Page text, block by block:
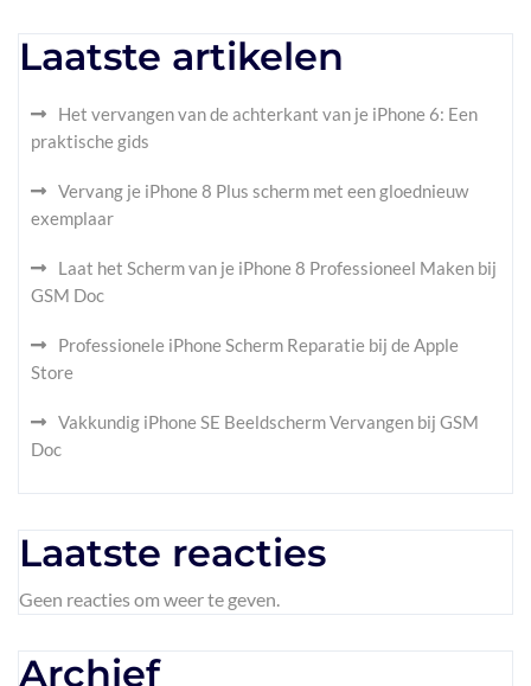
Laatste artikelen
Het vervangen van de achterkant van je iPhone 6: Een
praktische gids
Vervang je iPhone 8 Plus scherm met een gloednieuw
exemplaar
Laat het Scherm van je iPhone 8 Professioneel Maken bij
GSM Doc
Professionele iPhone Scherm Reparatie bij de Apple
Store
Vakkundig iPhone SE Beeldscherm Vervangen bij GSM
Doc
Laatste reacties
Geen reacties om weer te geven.
Archief